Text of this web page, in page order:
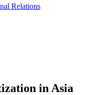
Relations
in Asia